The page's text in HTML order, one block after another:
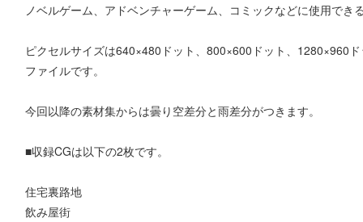
ノベルゲーム、アドベンチャーゲーム、コミックなどに使用でき
ピクセルサイズは640×480ドット、800×600ドット、1280×960
ファイルです。
今回以降の素材集からは曇り空差分と雨差分がつきます。
■収録CGは以下の2枚です。
住宅裏路地
飲み屋街